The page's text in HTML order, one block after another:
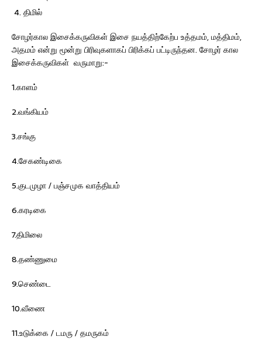
திமில்
சோழர்கால இசைக்கருவிகள் இசை நயத்திற்கேற்ப உத்தமம், மத்திமம்,
அதமம் என்று மூன்று பிரிவுகளாகப் பிரிக்கப் பட்டிருந்தன. சோழர் கால
இசைக்கருவிகள் வருமாறு:-
1.காளம்
2.வங்கியம்
3.சங்கு
4.சேகண்டிகை
5.குடமுழா / பஞ்சமுக வாத்தியம்
6.கரடிகை
7.திமிலை
8.தண்ணுமை
9.செண்டை
10.வீணை
11.உடுக்கை / டமரு / தமருகம்